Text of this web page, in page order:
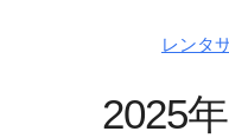
レンタ
2025